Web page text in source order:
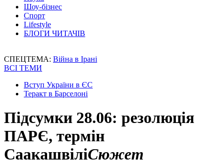
Шоу-бізнес
Спорт
Lifestyle
БЛОГИ ЧИТАЧІВ
СПЕЦТЕМА: Війна в Ірані
ВСІ ТЕМИ
Вступ України в ЄС
Теракт в Барселоні
Підсумки 28.06: резолюція
ПАРЄ, термін
СаакашвіліСюжет